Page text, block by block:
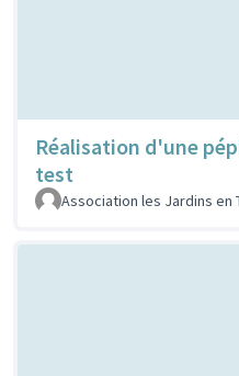
Réalisation d'une
test
Association les Jardins en